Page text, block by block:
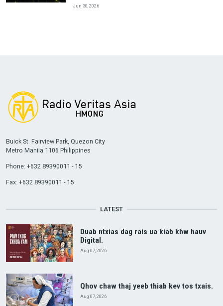
Jun 30, 2026
Buick St. Fairview Park, Quezon City
Metro Manila 1106 Philippines
Phone: +632 89390011 - 15
Fax: +632 89390011 - 15
LATEST
Duab ntxias dag rais ua kiab khw hauv
Digital.
Aug 07, 2026
Qhov chaw thaj yeeb thiab kev tos txais.
Aug 07, 2026